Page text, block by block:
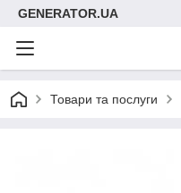
GENERATOR.UA
Товари та послуги